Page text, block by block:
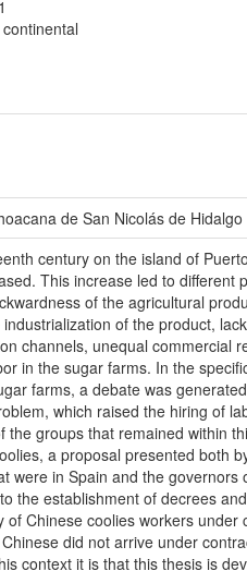
de San Nicolás de Hidalgo
century on the island of
This increase led to different
of the agricultural
of the product,
channels, unequal commercial
in the sugar farms. In the
farms, a debate was
which raised the hiring of
the groups that remained within
a proposal presented both
were in Spain and the governors
the establishment of decrees
of Chinese coolies workers under
did not arrive under
context it is that this thesis is